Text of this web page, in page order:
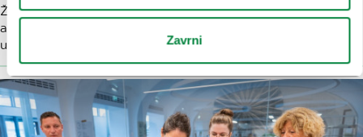
Zavrni
Živa kreativa usnja in netov – najdite zvezdo v sebi in si v
ateljeju na slikoviti Trubarjevi ulici ustvarite brezčasno
usnjeno zapestnico.